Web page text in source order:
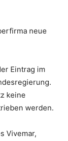
neue
Eintrag im
keine
werden.
Vivemar,